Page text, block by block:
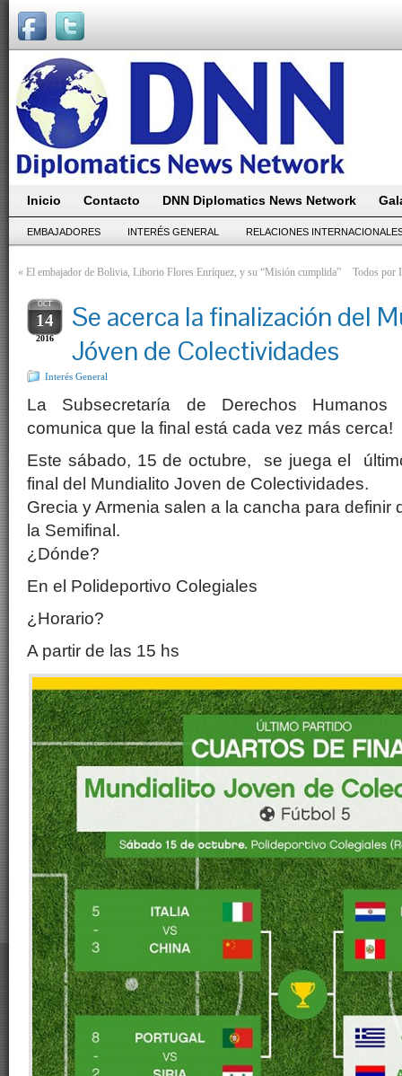
Inicio Contacto DNN Diplomatics News Network
EMBAJADORES INTERÉS GENERAL RELACIONES
« El embajador de Bolivia, Liborio Flores Enríquez, y su “Misión cumplida” Todos por
OCT
14
2016
Se acerca la finalización del
Jóven de Colectividades
Interés General
La Subsecretaría de Derechos Humanos
comunica que la final está cada vez más cerca!
Este sábado, 15 de octubre, se juega el
final del Mundialito Joven de Colectividades.
Grecia y Armenia salen a la cancha para definir
la Semifinal.
¿Dónde?
En el Polideportivo Colegiales
¿Horario?
A partir de las 15 hs